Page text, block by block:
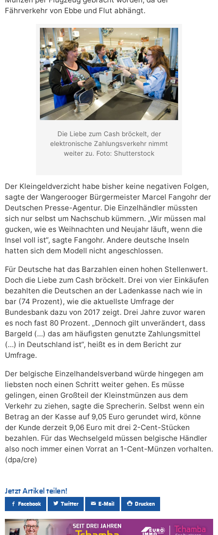
Fährverkehr von Ebbe und Flut abhängt.
Die Liebe zum Cash bröckelt, der
elektronische Zahlungsverkehr nimmt
weiter zu. Foto: Shutterstock
Der Kleingeldverzicht habe bisher keine negativen Folgen,
sagte der Wangerooger Bürgermeister Marcel Fangohr der
Deutschen Presse-Agentur. Die Einzelhändler müssten
sich nur selbst um Nachschub kümmern. „Wir müssen mal
gucken, wie es Weihnachten und Neujahr läuft, wenn die
Insel voll ist“, sagte Fangohr. Andere deutsche Inseln
hatten sich dem Modell nicht angeschlossen.
Für Deutsche hat das Barzahlen einen hohen Stellenwert.
Doch die Liebe zum Cash bröckelt. Drei von vier Einkäufen
bezahlten die Deutschen an der Ladenkasse nach wie in
bar (74 Prozent), wie die aktuellste Umfrage der
Bundesbank dazu von 2017 zeigt. Drei Jahre zuvor waren
es noch fast 80 Prozent. „Dennoch gilt unverändert, dass
Bargeld (…) das am häufigsten genutzte Zahlungsmittel
(…) in Deutschland ist“, heißt es in dem Bericht zur
Umfrage.
Der belgische Einzelhandelsverband würde hingegen am
liebsten noch einen Schritt weiter gehen. Es müsse
gelingen, einen Großteil der Kleinstmünzen aus dem
Verkehr zu ziehen, sagte die Sprecherin. Selbst wenn ein
Betrag an der Kasse auf 9,05 Euro gerundet wird, könne
der Kunde derzeit 9,06 Euro mit drei 2-Cent-Stücken
bezahlen. Für das Wechselgeld müssen belgische Händler
also noch immer einen Vorrat an 1-Cent-Münzen vorhalten.
(dpa/cre)
Jetzt Artikel teilen!
Facebook Twitter E-Mail Drucken